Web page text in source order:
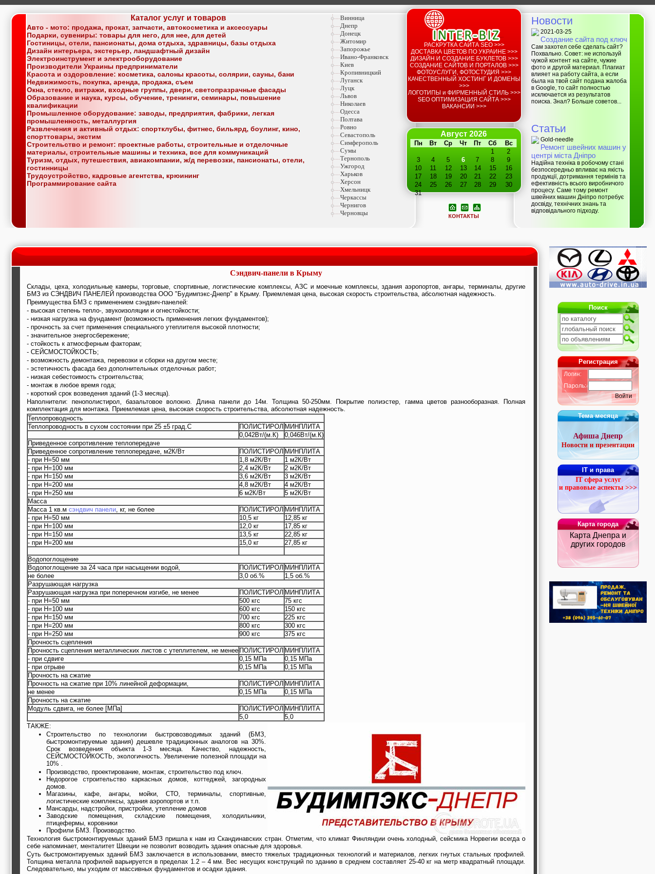
Каталог услуг и товаров
Авто - мото: продажа, прокат, запчасти, автокосметика и аксессуары
Подарки, сувениры: товары для него, для нее, для детей
Гостиницы, отели, пансионаты, дома отдыха, здравницы, базы отдыха
Дизайн интерьера, экстерьер, ландшафтный дизайн
Электроинструмент и электрооборудование
Производители Украины предприниматели
Красота и оздоровление: косметика, салоны красоты, солярии, сауны, бани
Недвижимость, покупка, аренда, продажа, съем
Окна, стекло, витражи, входные группы, двери, светопразрачные фасады
Образование и наука, курсы, обучение, тренинги, семинары, повышение
квалификации
Промышленное оборудование: заводы, предприятия, фабрики, легкая
промышленность, металлургия
Развлечения и активный отдых: спортклубы, фитнес, бильярд, боулинг, кино,
спорттовары, экстим
Строительство и ремонт: проектные работы, строительные и отделочные
материалы, строительные машины и техника, все для коммуникаций
Туризм, отдых, путешествия, авиакомпании, ж/д перевозки, пансионаты, отели,
гостинницы
Трудоустройство, кадровые агентства, крюининг
Программирование сайта
Винница
Днепр
Донецк
Житомир
Запорожье
Ивано-Франковск
Киев
Кропивницкий
Луганск
Луцк
Львов
Николаев
Одесса
Полтава
Ровно
Севастополь
Симферополь
Сумы
Тернополь
Ужгород
Харьков
Херсон
Хмельницк
Черкассы
Чернигов
Черновцы
РАСКРУТКА САЙТА SEO >>>
ДОСТАВКА ЦВЕТОВ ПО УКРАИНЕ >>>
ДИЗАЙН И СОЗДАНИЕ БУКЛЕТОВ >>>
СОЗДАНИЕ САЙТОВ И ПОРТАЛОВ >>>
ФОТОУСЛУГИ, ФОТОСТУДИЯ >>>
КАЧЕСТВЕННЫЙ ХОСТИНГ И ДОМЕНЫ
>>>
ЛОГОТИПЫ и ФИРМЕННЫЙ СТИЛЬ >>>
SEO ОПТИМИЗАЦИЯ САЙТА >>>
ВАКАНСИИ >>>
Август 2026
Пн Вт Ср Чт Пт Сб
Вс
1
2
3
4 5 6 7 8
9
10
11 12 13 14 15
16
17
18 19 20 21 22
23
24
25 26 27 28 29
30
31
КОНТАКТЫ
Новости
2021-03-25
Создание сайта под ключ
Сам захотел себе сделать сайт?
Похвально. Совет: не используй
чужой контент на сайте, чужие
фото и другой материал. Плагиат
влияет на работу сайта, а если
была на твой сайт подана жалоба
в Google, то сайт полностью
исключается из результатов
поиска. Знал? Больше советов...
Статьи
Gold-needle
Ремонт швейних машин у
центрі міста Дніпро
Надійна техніка в робочому стані
безпосередньо впливає на якість
продукції, дотримання термінів та
ефективність всього виробничого
процесу. Саме тому ремонт
швейних машин Дніпро потребує
досвіду, технічних знань та
відповідального підходу.
Сэндвич-панели в Крыму
Склады, цеха, холодильные камеры, торговые, спортивные, логистические комплексы, АЗС и моечные комплексы, здания аэропортов, ангары, терминалы, другие
БМЗ из СЭНДВИЧ ПАНЕЛЕЙ производства ООО "Будимпэкс-Днепр" в Крыму. Приемлемая цена, высокая скорость строительства, абсолютная надежность.
Преимущества БМЗ с применением сэндвич-панелей:
- высокая степень тепло-, звукоизоляции и огнестойкости;
- низкая нагрузка на фундамент (возможность применения легких фундаментов);
- прочность за счет применения специального утеплителя высокой плотности;
- значительное энергосбережение;
- стойкость к атмосферным факторам;
- СЕЙСМОСТОЙКОСТЬ;
- возможность демонтажа, перевозки и сборки на другом месте;
- эстетичность фасада без дополнительных отделочных работ;
- низкая себестоимость строительства;
- монтаж в любое время года;
- короткий срок возведения зданий (1-3 месяца).
Наполнители: пенополистирол, базальтовое волокно. Длина панели до 14м. Толщина 50-250мм. Покрытие полиэстер, гамма цветов разнооборазная. Полная
комплектация для монтажа. Приемлемая цена, высокая скорость строительства, абсолютная надежность.
Теплопроводность
Теплопроводность в сухом состоянии при 25 ±5 град.С
ПОЛИСТИРОЛ МИНПЛИТА
0,042Вт/(м.К)
0,046Вт/(м.К)
Приведенное сопротивление теплопередаче
Приведенное сопротивление теплопередаче, м2К/Вт
ПОЛИСТИРОЛ МИНПЛИТА
- при Н=50 мм
1,8 м2К/Вт
1 м2К/Вт
- при Н=100 мм
2,4 м2К/Вт
2 м2К/Вт
- при Н=150 мм
3,6 м2К/Вт
3 м2К/Вт
- при Н=200 мм
4,8 м2К/Вт
4 м2К/Вт
- при Н=250 мм
6 м2К/Вт
5 м2К/Вт
Масса
Масса 1 кв.м сэндвич панели , кг, не более ПОЛИСТИРОЛ МИНПЛИТА
- при Н=50 мм
10,5 кг
12,85 кг
- при Н=100 мм
12,0 кг
17,85 кг
- при Н=150 мм
13,5 кг
22,85 кг
- при Н=200 мм
15,0 кг 27,85 кг
Водопоглощение
Водопоглощение за 24 часа при насыщении водой,
ПОЛИСТИРОЛ МИНПЛИТА
не более
3,0 об.%
1,5 об.%
Разрушающая нагрузка
Разрушающая нагрузка при поперечном изгибе, не менее
ПОЛИСТИРОЛ МИНПЛИТА
- при Н=50 мм
500 кгс
75 кгс
- при Н=100 мм
600 кгс
150 кгс
- при Н=150 мм
700 кгс
225 кгс
- при Н=200 мм
800 кгс
300 кгс
- при Н=250 мм
900 кгс
375 кгс
Прочность сцепления
Прочность сцепления металлических листов с утеплителем, не менее ПОЛИСТИРОЛ МИНПЛИТА
- при сдвиге
0,15 МПа
0,15 МПа
- при отрыве
0,15 МПа
0,15 МПа
Прочность на сжатие
Прочность на сжатие при 10% линейной деформации,
ПОЛИСТИРОЛ МИНПЛИТА
не менее
0,15 МПа
0,15 МПа
Прочность на сжатие
Модуль сдвига, не более [МПа]
ПОЛИСТИРОЛ МИНПЛИТА
5,0
5,0
ТАКЖЕ:
Строительство по технологии быстровозводимых зданий (БМЗ,
быстромонтируемые здания) дешевле традиционных аналогов на 30%.
Срок возведения объекта 1-3 месяца. Качество, надежность,
СЕЙСМОСТОЙКОСТЬ, экологичность. Увеличение полезной площади на
10% .
Производство, проектирование, монтаж, строительство под ключ.
Недорогое строительство каркасных домов, коттеджей, загородных
домов.
Магазины, кафе, ангары, мойки, СТО, терминалы, спортивные,
логистические комплексы, здания аэропортов и т.п.
Мансарды, надстройки, пристройки, утепление домов
Заводские помещения, складские помещения, холодильники,
птицефермы, коровники
Профили БМЗ. Производство.
Технология быстромонтируемых зданий БМЗ пришла к нам из Скандинавских стран. Отметим, что климат Финляндии очень холодный, сейсмика Норвегии всегда о
себе напоминает, менталитет Швеции не позволит возводить здания опасные для здоровья.
Суть быстромонтируемых зданий БМЗ заключается в использовании, вместо тяжелых традиционных технологий и материалов, легких гнутых стальных профилей.
Толщина металла профилей варьируется в пределах 1.2 – 4 мм. Вес несущих конструкций по зданию в среднем составляет 25-40 кг на метр квадратный площади.
Следовательно, мы уходим от массивных фундаментов и осадки здания.
Поиск
Регистрация
Логин:
Пароль:
Войти
Тема месяца
Афиша Днепр
Новости и презентации
IT и права
IT сфера услуг
и правовые аспекты >>>
Карта города
Карта Днепра и
других городов